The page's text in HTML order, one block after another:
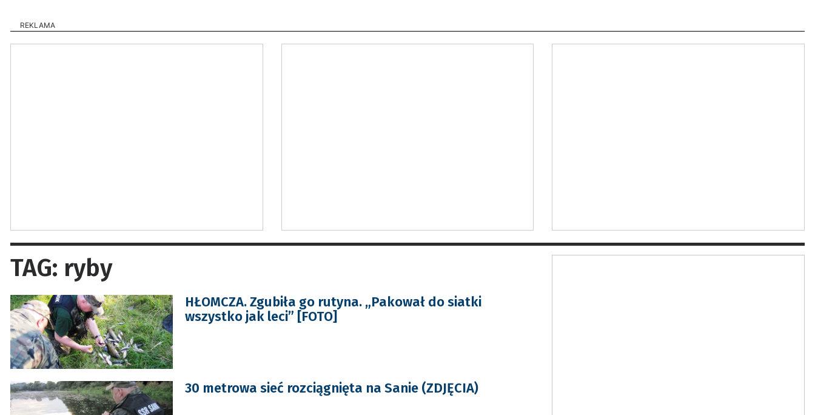
REKLAMA
TAG: ryby
HŁOMCZA. Zgubiła go rutyna. „Pakował do siatki
wszystko jak leci” [FOTO]
30 metrowa sieć rozciągnięta na Sanie (ZDJĘCIA)